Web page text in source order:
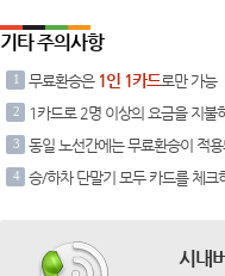
기타 주의사항
1 무료환승은 1인 1카드로만 가능
2 1카드로 2명 이상의 요금을 지불
3 동일 노선간에는 무료환승이 적
4 승/하차 단말기 모두 카드를 체크
시내